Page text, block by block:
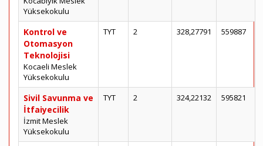
Yüksekokulu
Kontrol ve
Otomasyon
Teknolojisi
Kocaeli Meslek
Yüksekokulu
TYT 2 328,27791 559887
Sivil Savunma ve
İtfaiyecilik
İzmit Meslek
Yüksekokulu
TYT 2 324,22132 595821